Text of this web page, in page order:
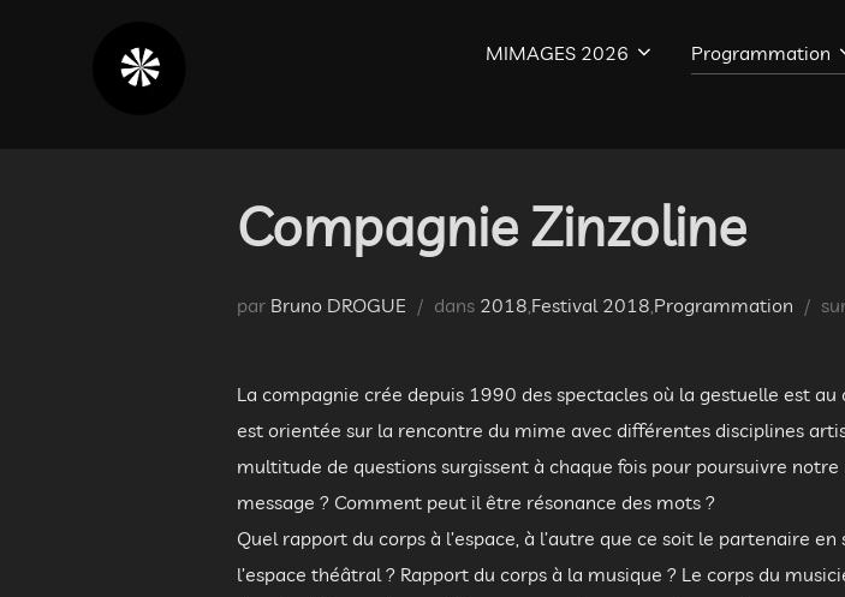
MIMAGES 2026 Programmation
Compagnie Zinzoline
par Bruno DROGUE dans 2018,Festival 2018,Programmation
La compagnie crée depuis 1990 des spectacles où la gestuelle est
est orientée sur la rencontre du mime avec différentes disciplines
multitude de questions surgissent à chaque fois pour poursuivre
message ? Comment peut il être résonance des mots ?
Quel rapport du corps à l’espace, à l’autre que ce soit le partenaire
l’espace théâtral ? Rapport du corps à la musique ? Le corps du